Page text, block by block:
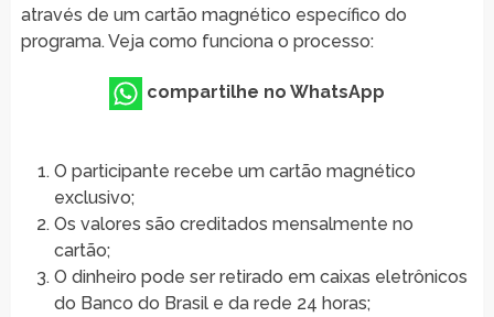
através de um cartão magnético específico do
programa. Veja como funciona o processo:
compartilhe no WhatsApp
O participante recebe um cartão magnético
exclusivo;
Os valores são creditados mensalmente no
cartão;
O dinheiro pode ser retirado em caixas eletrônicos
do Banco do Brasil e da rede 24 horas;